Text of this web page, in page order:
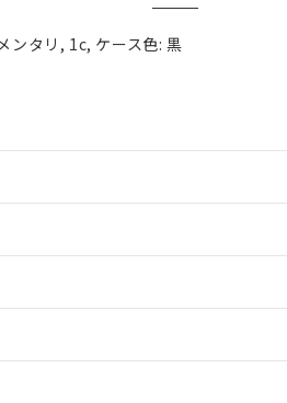
ンタリ, 1c, ケース色: 黒